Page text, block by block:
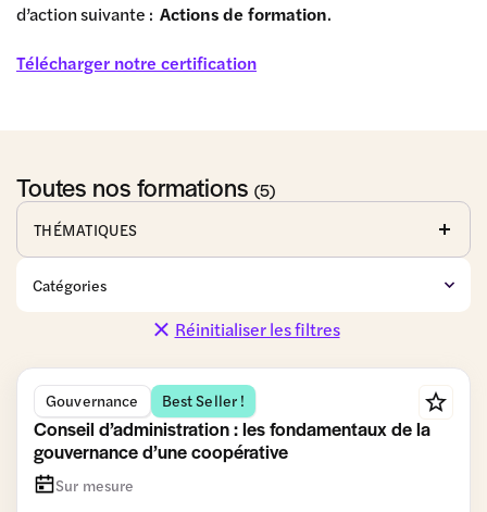
d’action suivante : Actions de formation.
Télécharger notre certification
Toutes nos formations (5)
THÉMATIQUES
publiques
Distribution
Consommation
Coopératives
Données
personnelles
Fiscalité et
Comptabilité
patrimoine
Gouvernance
Relations
RSE
Réinitialiser les filtres
Gouvernance Best Seller !
Conseil d’administration : les fondamentaux de la
gouvernance d’une coopérative
Sur mesure